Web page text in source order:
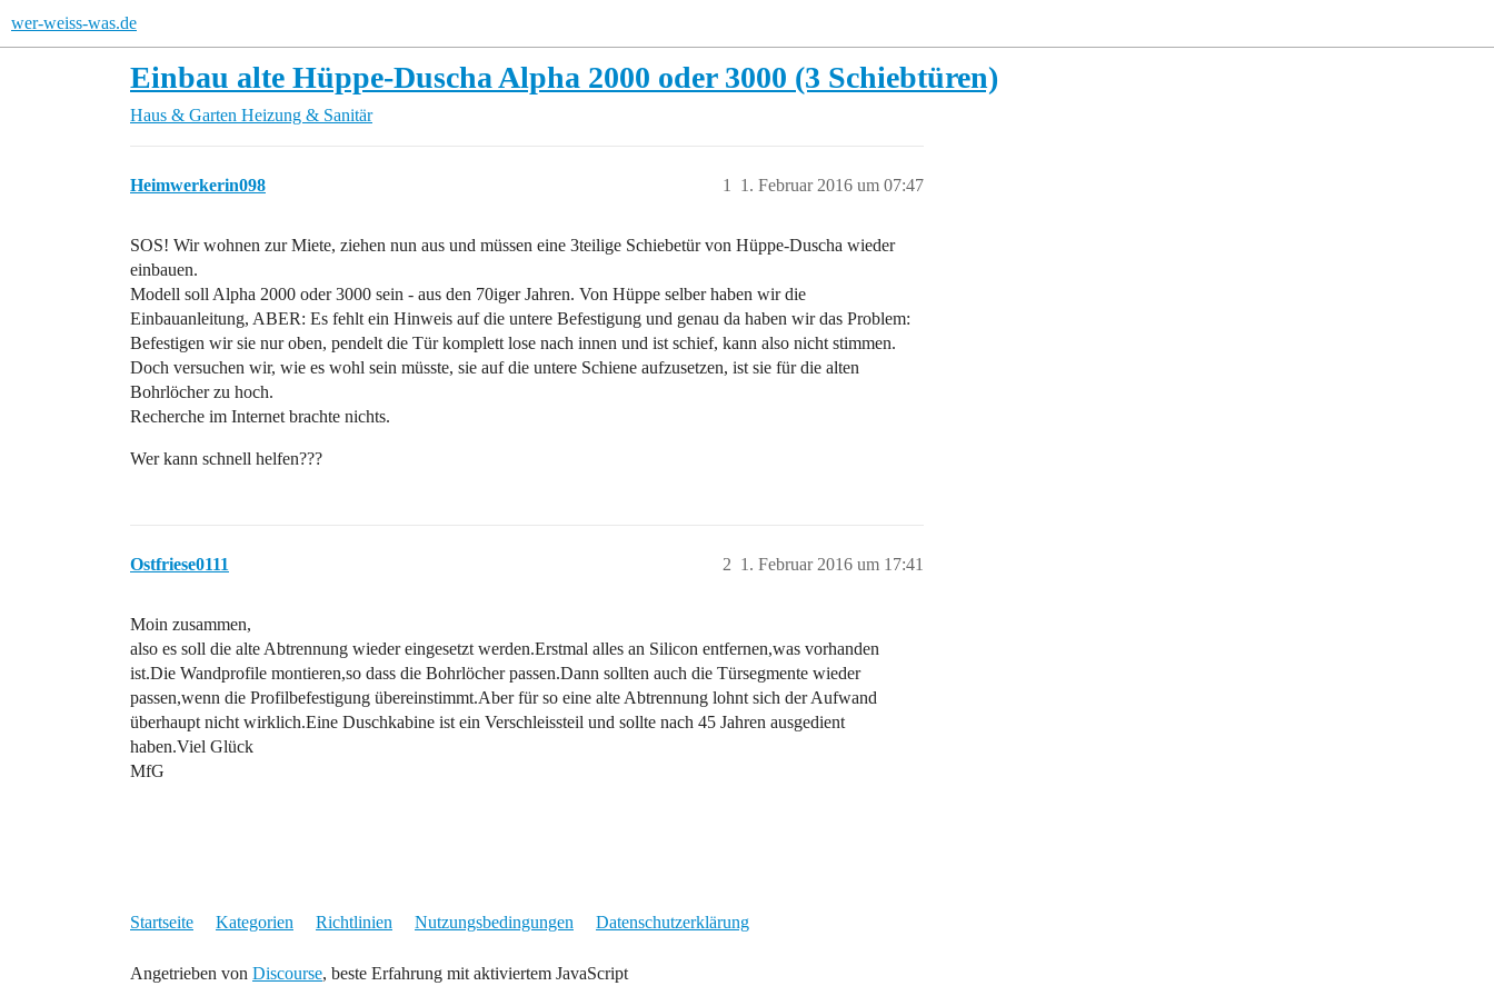
wer-weiss-was.de
Einbau alte Hüppe-Duscha Alpha 2000 oder 3000 (3 Schiebtüren)
Haus & Garten Heizung & Sanitär
Heimwerkerin098 1. Februar 2016 um 07:47
1
SOS! Wir wohnen zur Miete, ziehen nun aus und müssen eine 3teilige Schiebetür von Hüppe-Duscha wieder
einbauen.
Modell soll Alpha 2000 oder 3000 sein - aus den 70iger Jahren. Von Hüppe selber haben wir die
Einbauanleitung, ABER: Es fehlt ein Hinweis auf die untere Befestigung und genau da haben wir das Problem:
Befestigen wir sie nur oben, pendelt die Tür komplett lose nach innen und ist schief, kann also nicht stimmen.
Doch versuchen wir, wie es wohl sein müsste, sie auf die untere Schiene aufzusetzen, ist sie für die alten
Bohrlöcher zu hoch.
Recherche im Internet brachte nichts.
Wer kann schnell helfen???
Ostfriese0111 1. Februar 2016 um 17:41
2
Moin zusammen,
also es soll die alte Abtrennung wieder eingesetzt werden.Erstmal alles an Silicon entfernen,was vorhanden
ist.Die Wandprofile montieren,so dass die Bohrlöcher passen.Dann sollten auch die Türsegmente wieder
passen,wenn die Profilbefestigung übereinstimmt.Aber für so eine alte Abtrennung lohnt sich der Aufwand
überhaupt nicht wirklich.Eine Duschkabine ist ein Verschleissteil und sollte nach 45 Jahren ausgedient
haben.Viel Glück
MfG
Startseite Kategorien Richtlinien Nutzungsbedingungen Datenschutzerklärung
Angetrieben von Discourse, beste Erfahrung mit aktiviertem JavaScript